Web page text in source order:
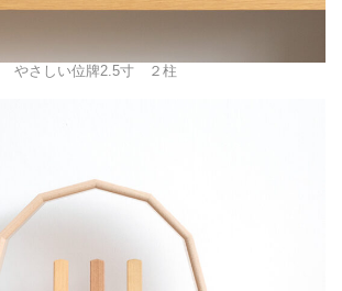
やさしい位牌2.5寸 ２柱